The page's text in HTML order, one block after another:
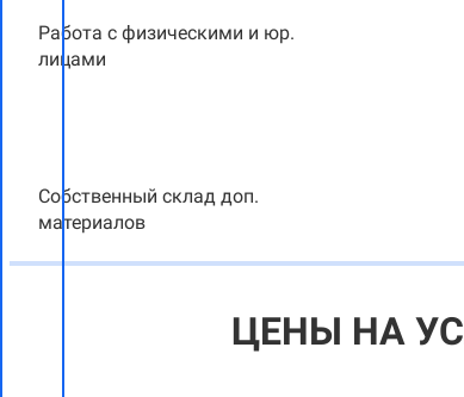
Работа с физическими и юр.
лицами
Собственный склад доп.
материалов
ЦЕНЫ НА